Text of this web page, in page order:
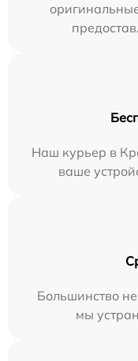
Наш курьер в
ваше
Большинство
мы